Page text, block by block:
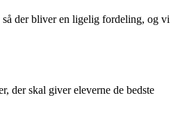
så der bliver en ligelig fordeling, og vi
der skal giver eleverne de bedste